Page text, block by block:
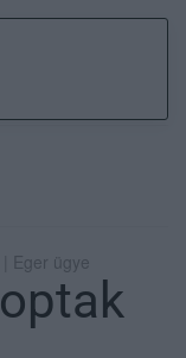
Eger ügye